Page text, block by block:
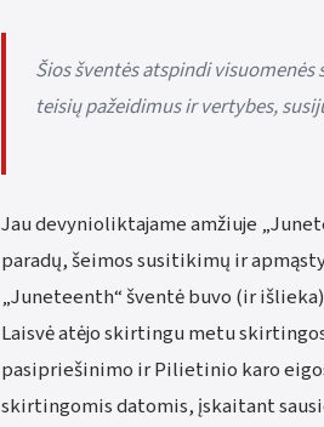
Šios šventės atspindi
teisių pažeidimus ir vertybes,
Jau devynioliktajame amžiuje
paradų, šeimos susitikimų ir
„Juneteenth“ šventė buvo (ir
Laisvė atėjo skirtingu metu
pasipriešinimo ir Pilietinio karo
skirtingomis datomis, įskaitant